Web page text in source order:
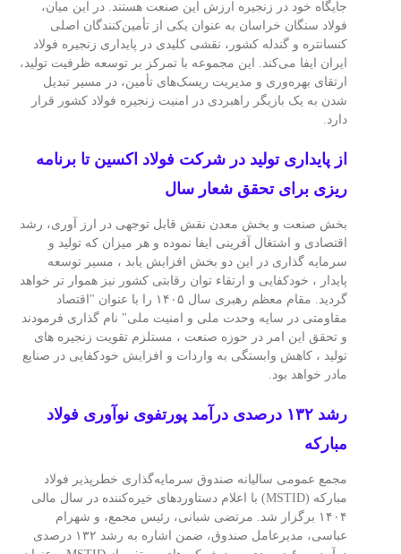
جایگاه خود در زنجیره ارزش این صنعت هستند. در این میان،
فولاد سنگان خراسان به عنوان یکی از تأمین‌کنندگان اصلی
کنسانتره و گندله کشور، نقشی کلیدی در پایداری زنجیره فولاد
ایران ایفا می‌کند. این مجموعه با تمرکز بر توسعه ظرفیت تولید،
ارتقای بهره‌وری و مدیریت ریسک‌های تأمین، در مسیر تبدیل
شدن به یک بازیگر راهبردی در امنیت زنجیره فولاد کشور قرار
دارد.
از پایداری تولید در شرکت فولاد اکسین تا برنامه
ریزی برای تحقق شعار سال
بخش صنعت و بخش معدن نقش قابل‌ توجهی در ارز آوری، رشد
اقتصادی و اشتغال‌ آفرینی ایفا نموده و هر میزان که تولید و
سرمایه‌ گذاری در این دو بخش افزایش یابد ، مسیر توسعه
پایدار ، خودکفایی و ارتقاء توان رقابتی کشور نیز هموار تر خواهد
گردید. مقام معظم رهبری سال ۱۴۰۵ را با عنوان "اقتصاد
مقاومتی در سایه وحدت ملی و امنیت ملی" نام‌ گذاری فرمودند
و تحقق این امر در حوزه صنعت ، مستلزم تقویت زنجیره‌ های
تولید ، کاهش وابستگی به واردات و افزایش خودکفایی در صنایع
مادر خواهد بود.
رشد ۱۳۲ درصدی درآمد پورتفوی نوآوری فولاد
مبارکه
مجمع عمومی سالیانه صندوق سرمایه‌گذاری خطرپذیر فولاد
مبارکه (MSTID) با اعلام دستاوردهای خیره‌کننده در سال مالی
۱۴۰۴ برگزار شد. مرتضی شبانی، رئیس مجمع، و شهرام
عباسی، مدیرعامل صندوق، ضمن اشاره به رشد ۱۳۲ درصدی